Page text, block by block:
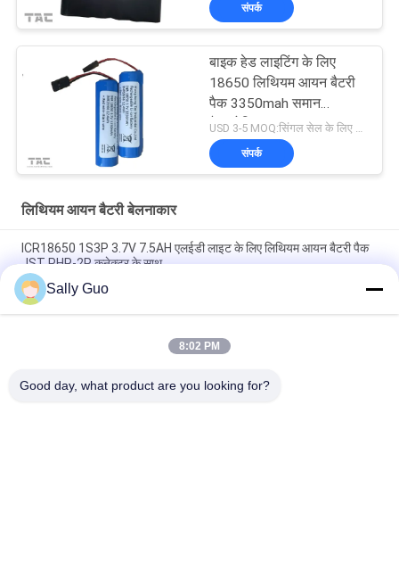
संपर्क
बाइक हेड लाइटिंग के लिए
18650 लिथियम आयन बैटरी
पैक 3350mah समान
पैनासोनिक
संपर्क
लिथियम आयन बैटरी बेलनाकार
ICR18650 1S3P 3.7V 7.5AH एलईडी लाइट के लिए लिथियम आयन बैटरी पैक
JST PHR-2P कनेक्टर के साथ
सेलुलर फोन INM 7.4V लिथियम आयन 2200mAh पैक के लिए 18650 लिथियम
बैटरी
3.7 साइकिल हेडलाइट के लिए वाल्ट 2300mAh लिथियम आयन बैटरी बेलनाकार
Sally Guo
8:02 PM
Good day, what product are you looking for?